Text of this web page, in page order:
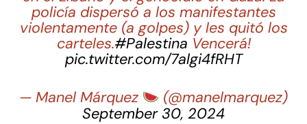
policía dispersó a los manifestantes
violentamente (a golpes) y les quitó los
carteles.#Palestina Vencerá!
pic.twitter.com/7algi4fRHT
— Manel Márquez
(@manelmarquez)
September 30, 2024